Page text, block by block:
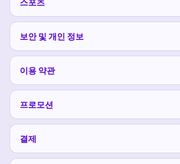
스포츠
보안 및 개인 정보
이용 약관
프로모션
결제